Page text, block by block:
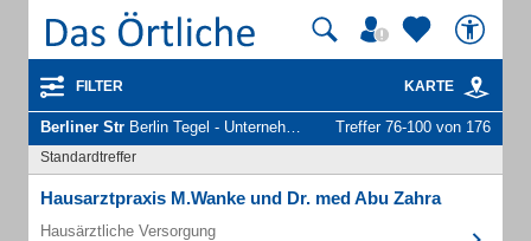
FILTER KARTE
Berliner Str Berlin Tegel - Unternehmen und Personen Treffer 76-100 von 176
Standardtreffer
Hausarztpraxis M.Wanke und Dr. med Abu Zahra
Hausärztliche Versorgung